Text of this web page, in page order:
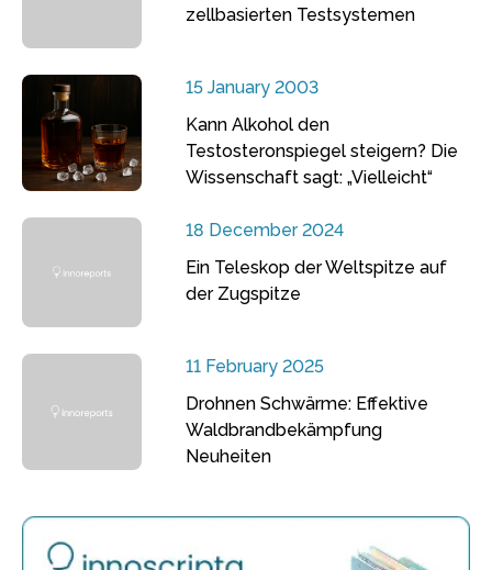
zellbasierten Testsystemen
15 January 2003
Kann Alkohol den
Testosteronspiegel steigern? Die
Wissenschaft sagt: „Vielleicht“
18 December 2024
Ein Teleskop der Weltspitze auf
der Zugspitze
11 February 2025
Drohnen Schwärme: Effektive
Waldbrandbekämpfung
Neuheiten